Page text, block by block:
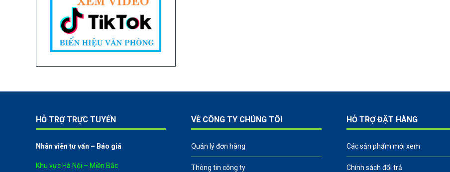
HỖ TRỢ TRỰC TUYẾN
Nhân viên tư vấn – Báo giá
Khu vực Hà Nội – Miền Bắc
VỀ CÔNG TY CHÚNG TÔI
Quản lý đơn hàng
Thông tin công ty
HỖ TRỢ ĐẶT HÀNG
Các sản phẩm mới xem
Chính sách đổi trả